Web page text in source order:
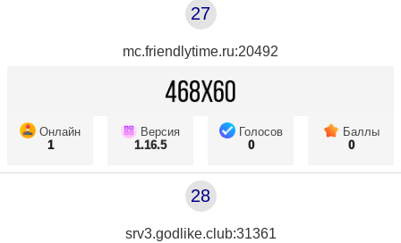
27
mc.friendlytime.ru:20492
Онлайн
1
Версия
1.16.5
Голосов
0
Баллы
0
28
srv3.godlike.club:31361